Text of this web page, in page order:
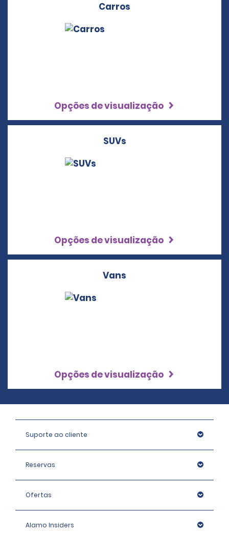
Carros
Opções de visualização
SUVs
Opções de visualização
Vans
Opções de visualização
Suporte ao cliente
Reservas
Ofertas
Alamo Insiders